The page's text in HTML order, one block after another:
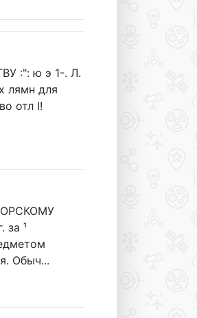
:": ю э 1-. Л.
лямн для
отл I!
¹
Обыч...